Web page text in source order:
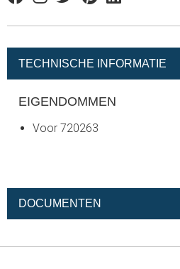
FacebookInstagram
TwitterPinterestLinkedin
TECHNISCHE INFORMATIE
EIGENDOMMEN
Voor 720263
DOCUMENTEN